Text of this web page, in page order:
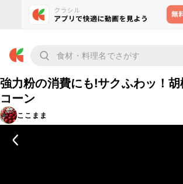
強力粉の消費にも!サクふわッ！
コーン
ここまま